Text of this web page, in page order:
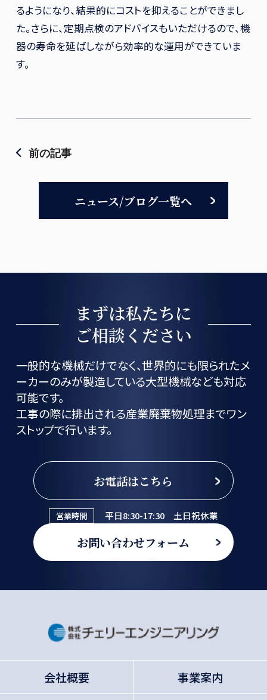
るようになり、結果的にコストを抑えることができまし
た。さらに、定期点検のアドバイスもいただけるので、機
器の寿命を延ばしながら効率的な運用ができていま
す。
前の記事
ニュース/ブログ一覧へ
まずは私たちに
ご相談ください
一般的な機械だけでなく、世界的にも限られたメ
ーカーのみが製造している大型機械なども対応
可能です。
工事の際に排出される産業廃棄物処理までワン
ストップで行います。
お電話はこちら
営業時間 平日8:30-17:30 土日祝休業
お問い合わせフォーム
会社概要 事業案内